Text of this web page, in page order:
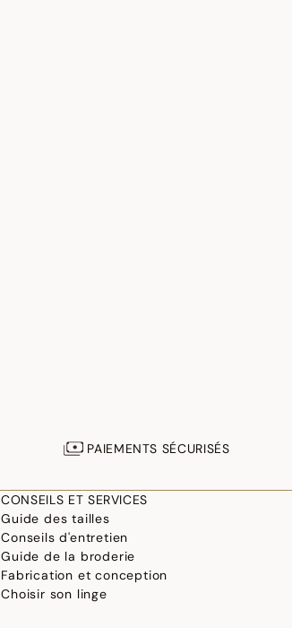
PAIEMENTS SÉCURISÉS
CONSEILS ET SERVICES
Guide des tailles
Conseils d'entretien
Guide de la broderie
Fabrication et conception
Choisir son linge